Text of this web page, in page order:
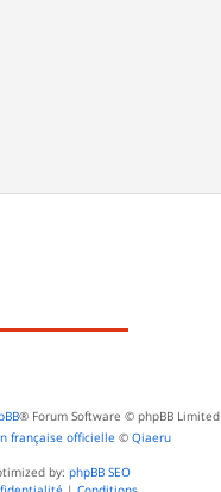
® Forum Software © phpBB Limited
française officielle © Qiaeru
by: phpBB SEO